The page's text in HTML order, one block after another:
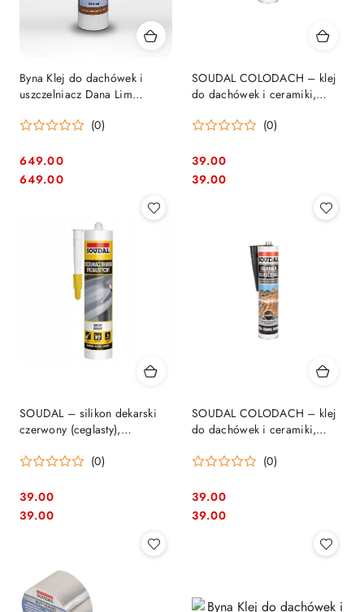
Byna Klej do dachówek i
uszczelniacz Dana Lim
290ml
(0)
Cena:
649.00
Cena:
649.00
SOUDAL COLODACH – klej
do dachówek i ceramiki,
(0)
Cena:
39.00
Cena:
39.00
SOUDAL – silikon dekarski
czerwony (ceglasty),
ml
(0)
Cena:
39.00
Cena:
39.00
SOUDAL COLODACH – klej
do dachówek i ceramiki,
brązowy
(0)
Cena:
39.00
Cena:
39.00